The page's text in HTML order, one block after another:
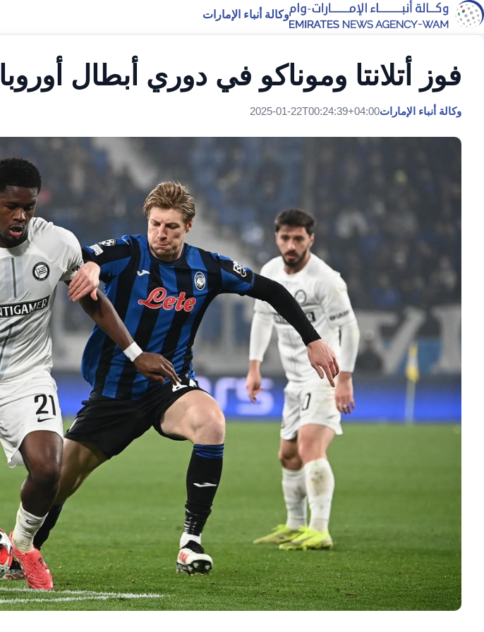
وكالة أنباء الإمارات
فوز أتلانتا وموناكو في دوري أبطال أوروبا
وكالة أنباء الإمارات2025-01-22T00:24:39+04:00